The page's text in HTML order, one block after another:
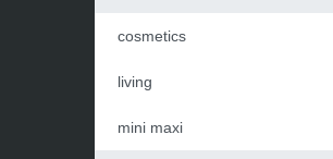
cosmetics
living
mini maxi